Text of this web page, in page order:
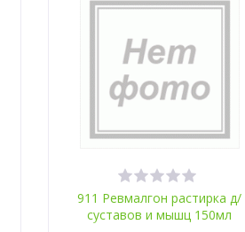
911 Ревмалгон растирка д/
суставов и мышц 150мл